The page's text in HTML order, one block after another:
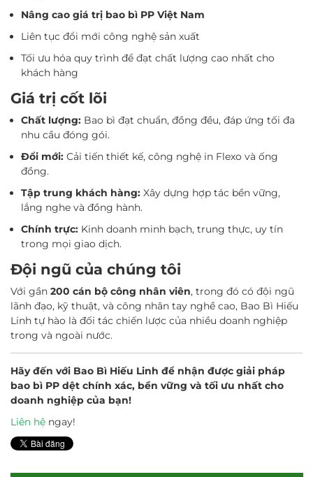
Nâng cao giá trị bao bì PP Việt Nam
Liên tục đổi mới công nghệ sản xuất
Tối ưu hóa quy trình để đạt chất lượng cao nhất cho
khách hàng
Giá trị cốt lõi
Chất lượng: Bao bì đạt chuẩn, đồng đều, đáp ứng tối đa
nhu cầu đóng gói.
Đổi mới: Cải tiến thiết kế, công nghệ in Flexo và ống
đồng.
Tập trung khách hàng: Xây dựng hợp tác bền vững,
lắng nghe và đồng hành.
Chính trực: Kinh doanh minh bạch, trung thực, uy tín
trong mọi giao dịch.
Đội ngũ của chúng tôi
Với gần 200 cán bộ công nhân viên, trong đó có đội ngũ
lãnh đạo, kỹ thuật, và công nhân tay nghề cao, Bao Bì Hiếu
Linh tự hào là đối tác chiến lược của nhiều doanh nghiệp
trong và ngoài nước.
Hãy đến với Bao Bì Hiếu Linh để nhận được giải pháp
bao bì PP dệt chính xác, bền vững và tối ưu nhất cho
doanh nghiệp của bạn!
Liên hệ ngay!